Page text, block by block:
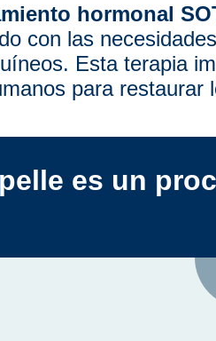
hormonal
con las
Esta terapia
para restaurar
es un